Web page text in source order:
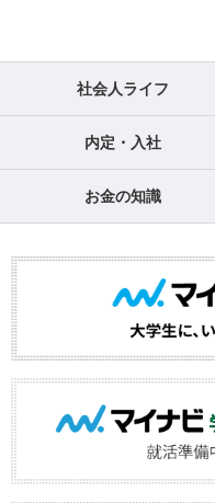
社会人ライフ
内定・入社
お金の知識